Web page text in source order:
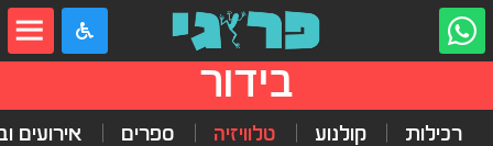
בידור
רכילות קולנוע טלוויזיה ספרים אירועים